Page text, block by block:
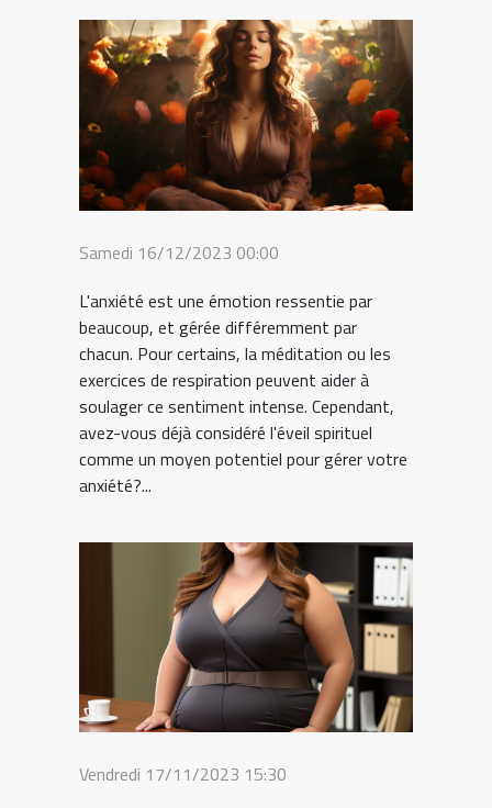
Samedi 16/12/2023 00:00
L'anxiété est une émotion ressentie par
beaucoup, et gérée différemment par
chacun. Pour certains, la méditation ou les
exercices de respiration peuvent aider à
soulager ce sentiment intense. Cependant,
avez-vous déjà considéré l'éveil spirituel
comme un moyen potentiel pour gérer votre
anxiété?...
Vendredi 17/11/2023 15:30